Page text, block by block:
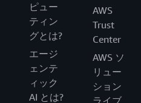
ピュー
ティン
グとは?
エージ
ェンテ
ィック
AI とは?
AWS
Trust
Center
AWS ソ
リュー
ション